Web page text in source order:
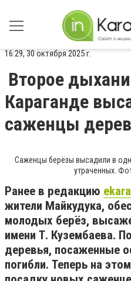
16:29, 30 октября 2025 г.
Второе
Караганде
саженцы
Саженцы берёзы высадили в
утраченных.
Ранее в редакцию
жители Майкудука,
молодых берёз,
имени Т. Кузембаева.
деревья, посаженные
погибли. Теперь на